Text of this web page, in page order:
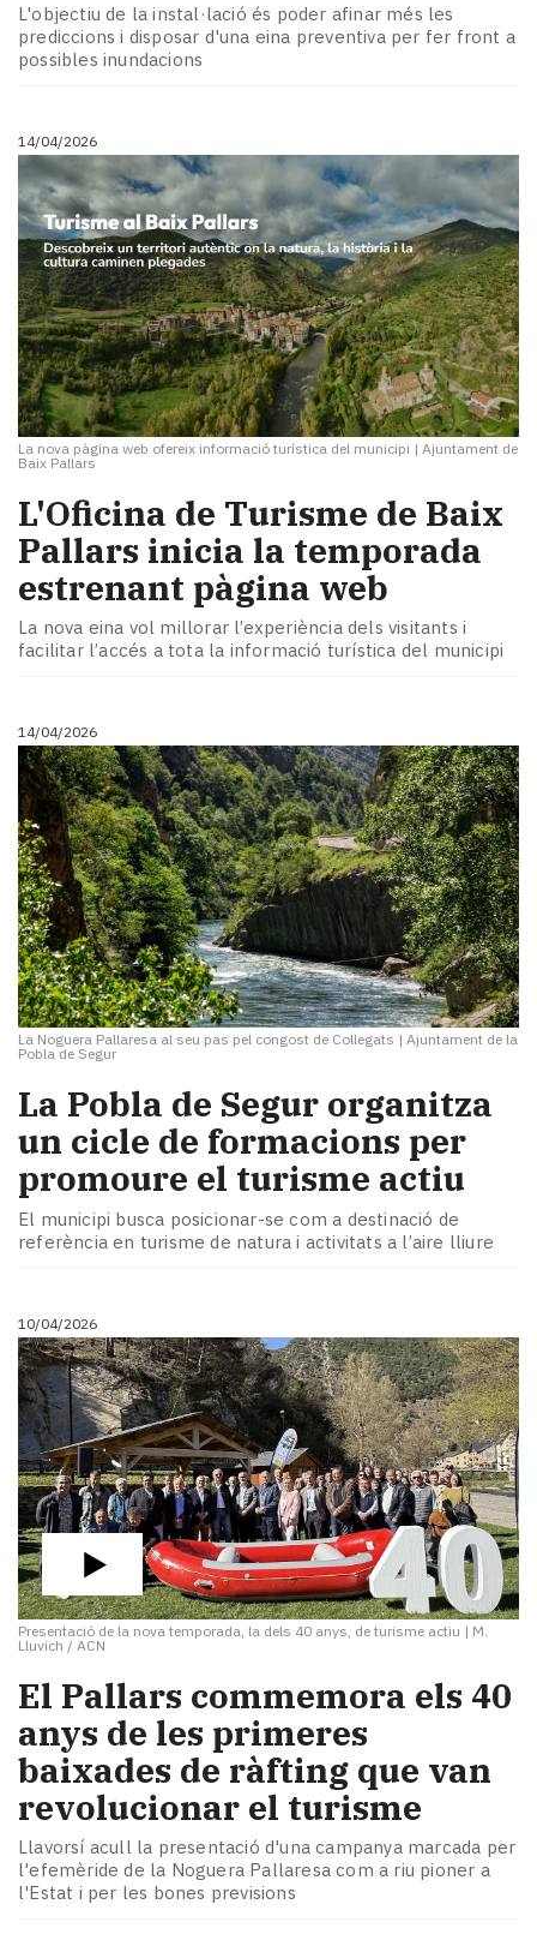
L'objectiu de la instal·lació és poder afinar més les
prediccions i disposar d'una eina preventiva per fer front a
possibles inundacions
14/04/2026
La nova pàgina web ofereix informació turística del municipi | Ajuntament de
Baix Pallars
L'Oficina de Turisme de Baix
Pallars inicia la temporada
estrenant pàgina web
La nova eina vol millorar l’experiència dels visitants i
facilitar l’accés a tota la informació turística del municipi
14/04/2026
La Noguera Pallaresa al seu pas pel congost de Collegats | Ajuntament de la
Pobla de Segur
La Pobla de Segur organitza
un cicle de formacions per
promoure el turisme actiu
El municipi busca posicionar-se com a destinació de
referència en turisme de natura i activitats a l’aire lliure
10/04/2026
Presentació de la nova temporada, la dels 40 anys, de turisme actiu | M.
Lluvich / ACN
El Pallars commemora els 40
anys de les primeres
baixades de ràfting que van
revolucionar el turisme
Llavorsí acull la presentació d'una campanya marcada per
l'efemèride de la Noguera Pallaresa com a riu pioner a
l'Estat i per les bones previsions